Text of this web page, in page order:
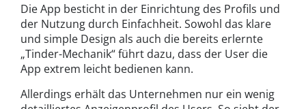
Die App besticht in der Einrichtung des Profils und
der Nutzung durch Einfachheit. Sowohl das klare
und simple Design als auch die bereits erlernte
„Tinder-Mechanik“ führt dazu, dass der User die
App extrem leicht bedienen kann.
Allerdings erhält das Unternehmen nur ein wenig